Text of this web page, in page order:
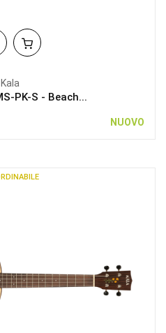
Kala
PK-S - Beach...
NUOVO